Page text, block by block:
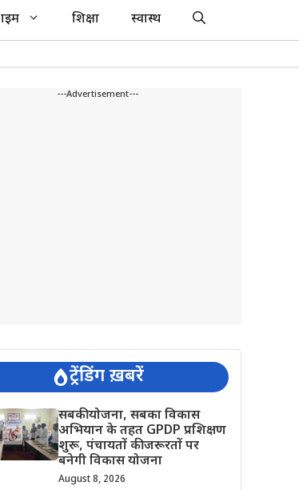
क्राइम शिक्षा स्वास्थ
---Advertisement---
ट्रेंडिंग ख़बरें
सबकी योजना, सबका विकास
अभियान के तहत GPDP प्रशिक्षण
शुरू, पंचायतों की जरूरतों पर
बनेगी विकास योजना
August 8, 2026